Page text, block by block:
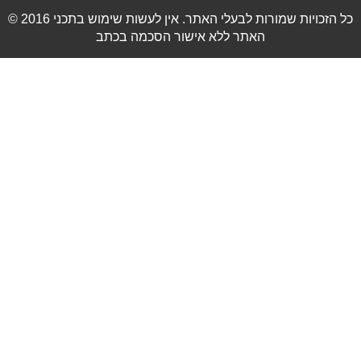
© 2016 כל הזכויות שמורות לבעלי האתר. אין לעשות שימוש בתכני
האתר ללא אישור הסכמה בכתב